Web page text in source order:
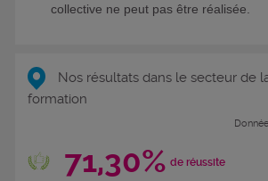
collective ne peut pas être réalisée.
Nos résultats dans le secteur de
formation
71,30% de réussite